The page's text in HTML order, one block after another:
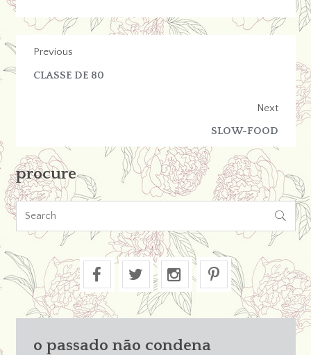
Previous
CLASSE DE 80
Next
SLOW-FOOD
procure

o passado não condena